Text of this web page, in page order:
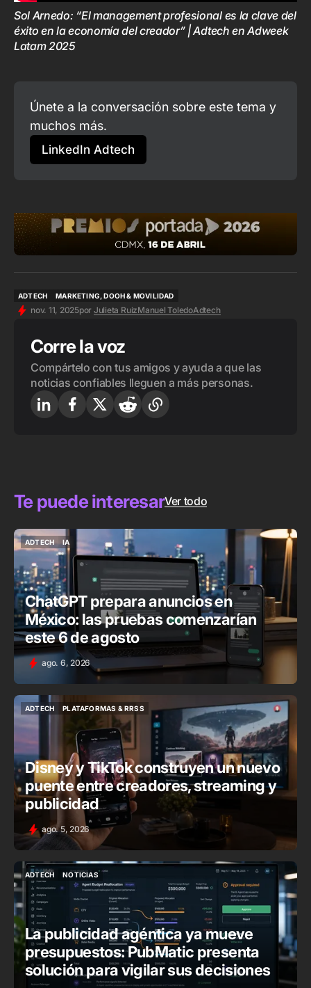
Sol Arnedo: “El management profesional es la clave del
éxito en la economía del creador” | Adtech en Adweek
Latam 2025
Únete a la conversación sobre este tema y
muchos más.
LinkedIn Adtech
ADTECH
ADTECH
MARKETING, DOOH & MOVILIDAD
MARKETING, DOOH & MOVILIDAD
nov. 11, 2025por Julieta RuizManuel ToledoAdtech
Corre la voz
Compártelo con tus amigos y ayuda a que las
noticias confiables lleguen a más personas.
Te puede interesarVer todo
ADTECH
ADTECH
IA
IA
ChatGPT prepara anuncios en
México: las pruebas comenzarían
este 6 de agosto
ago. 6, 2026
ADTECH
PLATAFORMAS & RRSS
PLATAFORMAS & RRSS
Disney y TikTok construyen un nuevo
puente entre creadores, streaming y
publicidad
ago. 5, 2026
ADTECH
ADTECH
NOTICIAS
NOTICIAS
La publicidad agéntica ya mueve
presupuestos: PubMatic presenta
solución para vigilar sus decisiones